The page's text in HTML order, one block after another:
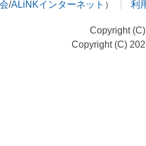
/ALiNKインターネット ） 利
Copyright
Copyright (C)